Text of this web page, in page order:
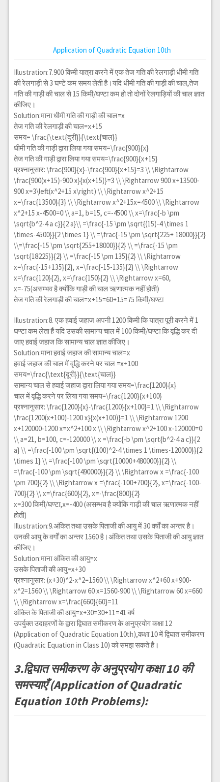
Application of Quadratic Equation 10th
Illustration:7.900 किमी यात्रा करने में एक तेज गति की रेलगाड़ी धीमी गति
की रेलगाड़ी से 3 घण्टे कम समय लेती है।यदि धीमी गति की गाड़ी की चाल,तेज
गति की गाड़ी की चाल से 15 किमी/घण्टा कम हो तो दोनों रेलगाड़ियों की चाल ज्ञात
कीजिए।
Solution:माना धीमी गति की गाड़ी की चाल=x
तेज गति की रेलगाड़ी की चाल=x+15
समय= \frac{\text{दूरी}}{\text{चाल}}
धीमी गति की गाड़ी द्वारा लिया गया समय=\frac{900}{x}
तेज गति की गाड़ी द्वारा लिया गया समय=\frac{900}{x+15}
प्रश्नानुसार: \frac{900}{x}-\frac{900}{x+15}=3 \\ \Rightarrow
\frac{900(x+15)-900 x}{x(x+15)}=3 \\ \Rightarrow 900 x+13500-
900 x=3\left(x^2+15 x\right) \\ \Rightarrow x^2+15
x=\frac{13500}{3} \\ \Rightarrow x^2+15x=4500 \\ \Rightarrow
x^2+15 x-4500=0 \\ a=1, b=15, c=-4500 \\ x=\frac{-b \pm
\sqrt{b^2-4 a c}}{2 a}\\ =\frac{-15 \pm \sqrt{(15)-4 \times 1
\times-4500}}{2 \times 1} \\ =\frac{-15 \pm \sqrt{225+ 18000}}{2}
\\=\frac{-15 \pm \sqrt{255+18000}}{2} \\ =\frac{-15 \pm
\sqrt{18225}}{2} \\ =\frac{-15 \pm 135}{2} \\ \Rightarrow
x=\frac{-15+135}{2}, x=\frac{-15-135}{2} \\ \Rightarrow
x=\frac{120}{2}, x=\frac{150}{2} \\ \Rightarrow x=60,
x=-75(असम्भव है क्योंकि गाड़ी की चाल ऋणात्मक नहीं होती)
तेज गति की रेलगाड़ी की चाल=x+15=60+15=75 किमी/घण्टा
Illustration:8. एक हवाई जहाज अपनी 1200 किमी कि यात्रा पूरी करने में 1
घण्टा कम लेता हैं यदि उसकी सामान्य चाल में 100 किमी/घण्टा कि वृद्धि कर दी
जाए हवाई जहाज कि सामान्य चाल ज्ञात कीजिए।
Solution:माना हवाई जहाज की सामान्य चाल=x
हवाई जहाज की चाल में वृद्धि करने पर चाल =x+100
समय=\frac{\text{दूरी}}{\text{चाल}}
सामान्य चाल से हवाई जहाज द्वारा लिया गया समय=\frac{1200}{x}
चाल में वृद्धि करने पर लिया गया समय=\frac{1200}{x+100}
प्रश्नानुसार: \frac{1200}{x}-\frac{1200}{x+100}=1 \\ \Rightarrow
\frac{1200(x+100)-1200 x}{x(x+100)}=1 \\ \Rightarrow 1200
x+120000-1200 x=x^2+100 x \\ \Rightarrow x^2+100 x-120000=0
\\ a=21, b=100, c=-120000 \\ x =\frac{-b \pm \sqrt{b^2-4 a c}}{2
a} \\ =\frac{-100 \pm \sqrt{(100)^2-4 \times 1 \times-120000}}{2
\times 1} \\ =\frac{-100 \pm \sqrt{10000+480000}}{2} \\
=\frac{-100 \pm \sqrt{490000}}{2} \\ \Rightarrow x =\frac{-100
\pm 700}{2} \\ \Rightarrow x =\frac{-100+700}{2}, x=\frac{-100-
700}{2} \\ x=\frac{600}{2}, x=-\frac{800}{2}
x=300 किमी/घण्टा,x=-400 (असम्भव है क्योंकि गाड़ी की चाल ऋणात्मक नहीं
होती)
Illustration:9.अंकित तथा उसके पिताजी की आयु में 30 वर्षों का अन्तर है।
उनकी आयु के वर्गों का अन्तर 1560 है।अंकित तथा उसके पिताजी की आयु ज्ञात
कीजिए।
Solution:माना अंकित की आयु=x
उसके पिताजी की आयु=x+30
प्रश्नानुसार: (x+30)^2-x^2=1560 \\ \Rightarrow x^2+60 x+900-
x^2=1560 \\ \Rightarrow 60 x=1560-900 \\ \Rightarrow 60 x=660
\\ \Rightarrow x=\frac{660}{60}=11
अंकित के पिताजी की आयु=x+30=30+11=41 वर्ष
उपर्युक्त उदाहरणों के द्वारा द्विघात समीकरण के अनुप्रयोग कक्षा 12
(Application of Quadratic Equation 10th),कक्षा 10 में द्विघात समीकरण
(Quadratic Equation in Class 10) को समझ सकते हैं।
3.द्विघात समीकरण के अनुप्रयोग कक्षा 10 की
समस्याएँ (Application of Quadratic
Equation 10th Problems):